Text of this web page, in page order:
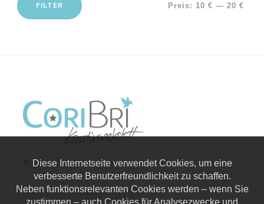
FILTER Preis: 10 € — 20 €
© 2026 | CoriBri Kreativwerkstatt
Impressum|Datenschutz|AGB
Diese Internetseite verwendet Cookies, um eine
verbesserte Benutzerfreundlichkeit zu schaffen.
Neben funktionsrelevanten Cookies werden – wenn Sie
zustimmen – auch Cookies für Analysezwecke und